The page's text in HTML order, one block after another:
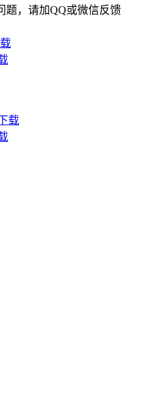
题，请加QQ或微信反馈